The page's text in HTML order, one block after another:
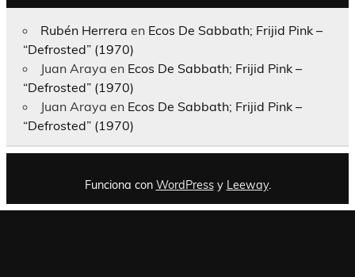
Rubén Herrera en Ecos De Sabbath; Frijid Pink –
“Defrosted” (1970)
Juan Araya en Ecos De Sabbath; Frijid Pink –
“Defrosted” (1970)
Juan Araya en Ecos De Sabbath; Frijid Pink –
“Defrosted” (1970)
Funciona con WordPressy Leeway.